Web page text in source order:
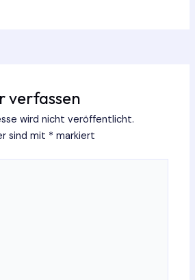
verfassen
wird nicht veröffentlicht.
sind mit * markiert